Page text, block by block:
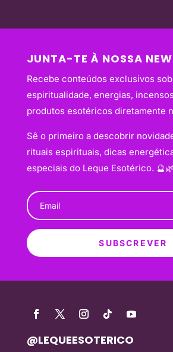
JUNTA-TE À NOSSA
Recebe conteúdos exclusivos
espiritualidade, energias,
produtos esotéricos diretamente
Sê o primeiro a descobrir
rituais espirituais, dicas
especiais do Leque Esotérico. 🔮🌿
SUBSCREVER
@LEQUEESOTERICO